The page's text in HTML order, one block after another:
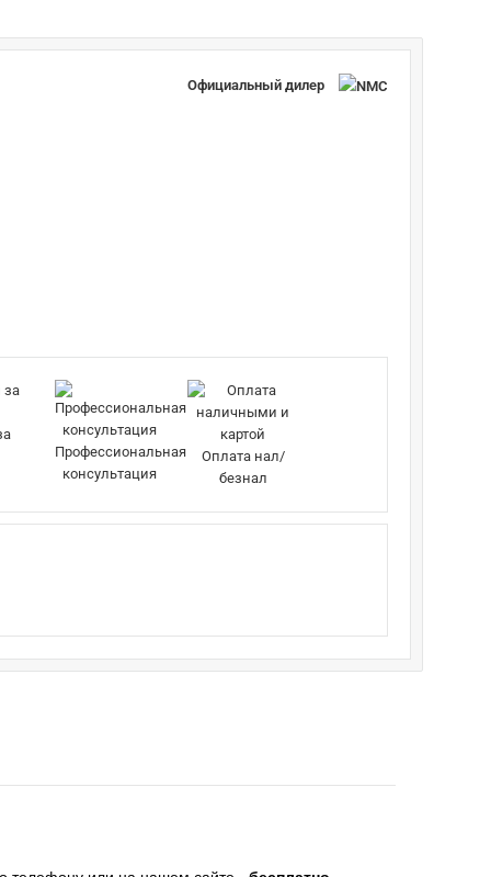
Официальный дилер
Профессиональная
консультация
Оплата нал/
безнал